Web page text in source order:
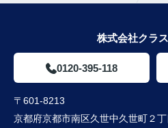
株式会社クラ
0120-395-118
〒601-8213
京都府京都市南区久世中久世町２